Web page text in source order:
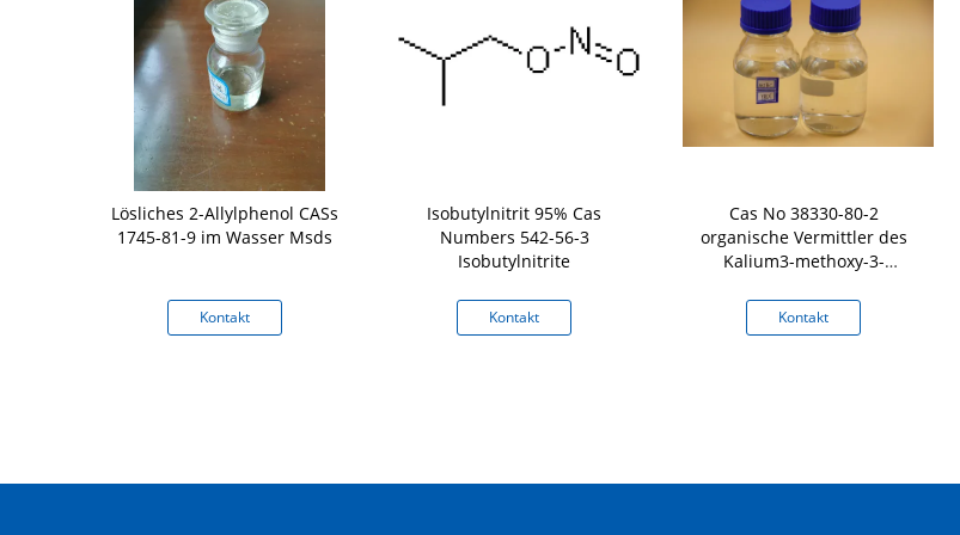
Lösliches 2-Allylphenol CASs
1745-81-9 im Wasser Msds
Kontakt
Isobutylnitrit 95% Cas
Numbers 542-56-3
Isobutylnitrite
Kontakt
Cas No 38330-80-2
organische Vermittler des
Kalium3-methoxy-3-
Kontakt